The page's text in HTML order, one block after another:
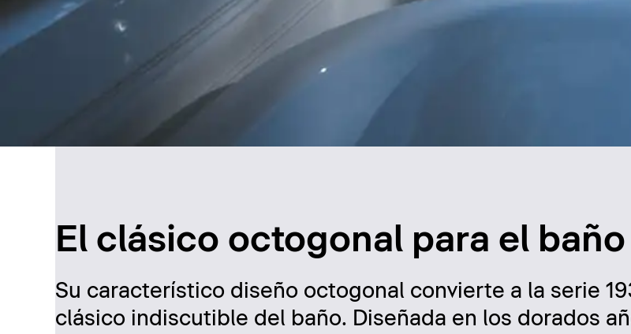
El clásico octogonal para el baño
Su característico diseño octogonal convierte a la serie
clásico indiscutible del baño. Diseñada en los dorados